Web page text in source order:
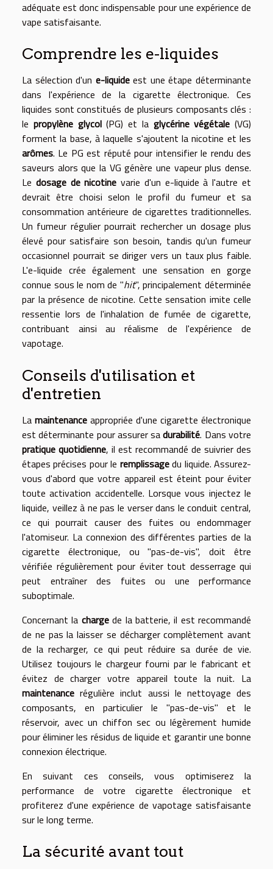
adéquate est donc indispensable pour une expérience de
vape satisfaisante.
Comprendre les e-liquides
La sélection d'un e-liquideest une étape déterminante
dans l'expérience de la cigarette électronique. Ces
liquides sont constitués de plusieurs composants clés :
le propylène glycol(PG) et la glycérine végétale (VG)
forment la base, à laquelle s'ajoutent la nicotine et les
arômes. Le PG est réputé pour intensifier le rendu des
saveurs alors que la VG génère une vapeur plus dense.
Le dosage de nicotine varie d'un e-liquide à l'autre et
devrait être choisi selon le profil du fumeur et sa
consommation antérieure de cigarettes traditionnelles.
Un fumeur régulier pourrait rechercher un dosage plus
élevé pour satisfaire son besoin, tandis qu'un fumeur
occasionnel pourrait se diriger vers un taux plus faible.
L'e-liquide crée également une sensation en gorge
connue sous le nom de "hit", principalement déterminée
par la présence de nicotine. Cette sensation imite celle
ressentie lors de l'inhalation de fumée de cigarette,
contribuant ainsi au réalisme de l'expérience de
vapotage.
Conseils d'utilisation et
d'entretien
La maintenance appropriée d'une cigarette électronique
est déterminante pour assurer sadurabilité. Dans votre
pratique quotidienne, il est recommandé de suivrier des
étapes précises pour le remplissagedu liquide. Assurez-
vous d'abord que votre appareil est éteint pour éviter
toute activation accidentelle. Lorsque vous injectez le
liquide, veillez à ne pas le verser dans le conduit central,
ce qui pourrait causer des fuites ou endommager
l'atomiseur. La connexion des différentes parties de la
cigarette électronique, ou "pas-de-vis", doit être
vérifiée régulièrement pour éviter tout desserrage qui
peut entraîner des fuites ou une performance
suboptimale.
Concernant la chargede la batterie, il est recommandé
de ne pas la laisser se décharger complètement avant
de la recharger, ce qui peut réduire sa durée de vie.
Utilisez toujours le chargeur fourni par le fabricant et
évitez de charger votre appareil toute la nuit. La
maintenance régulière inclut aussi le nettoyage des
composants, en particulier le "pas-de-vis" et le
réservoir, avec un chiffon sec ou légèrement humide
pour éliminer les résidus de liquide et garantir une bonne
connexion électrique.
En suivant ces conseils, vous optimiserez la
performance de votre cigarette électronique et
profiterez d'une expérience de vapotage satisfaisante
sur le long terme.
La sécurité avant tout